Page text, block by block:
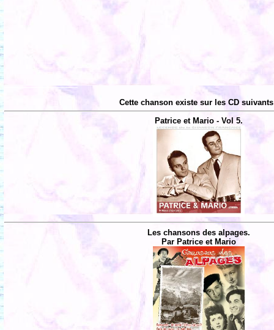
Cette chanson existe sur les CD
Patrice et Mario - Vol 5.
Les chansons des alpages.
Par Patrice et Mario